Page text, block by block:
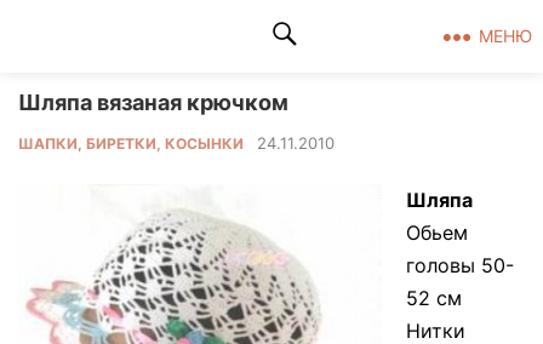
МЕНЮ
Шляпа вязаная крючком
ШАПКИ, БИРЕТКИ, КОСЫНКИ 24.11.2010
Шляпа
Обьем
головы 50-
52 см
Нитки